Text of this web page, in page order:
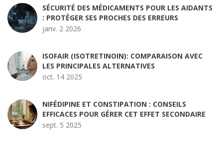
SÉCURITÉ DES MÉDICAMENTS POUR LES AIDANTS
: PROTÉGER SES PROCHES DES ERREURS
janv. 2 2026
ISOFAIR (ISOTRETINOIN): COMPARAISON AVEC
LES PRINCIPALES ALTERNATIVES
oct. 14 2025
NIFÉDIPINE ET CONSTIPATION : CONSEILS
EFFICACES POUR GÉRER CET EFFET SECONDAIRE
sept. 5 2025